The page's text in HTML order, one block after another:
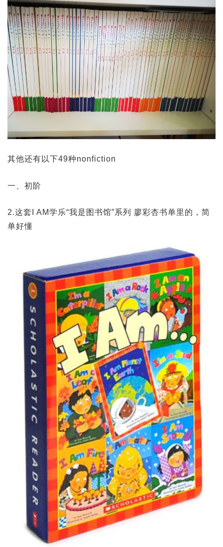
其他还有以下49种nonfiction
一、初阶
2.这套I AM学乐“我是图书馆”系列 廖彩杏书单里的，简
单好懂